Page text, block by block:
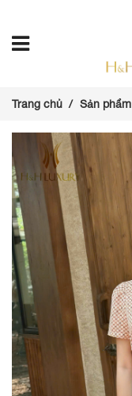
Trang chủ Sản phẩm